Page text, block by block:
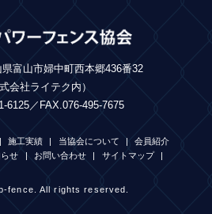
富山市婦中町西本郷436番32
式会社ライテク内）
6125／FAX.076-495-7675
施工実績 当協会について
会員紹介
せ お問い合わせ サイトマップ
fence. All rights reserved.